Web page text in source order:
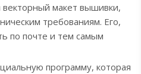
макет вышивки,
требованиям. Его,
по почте и тем самым
программу, которая